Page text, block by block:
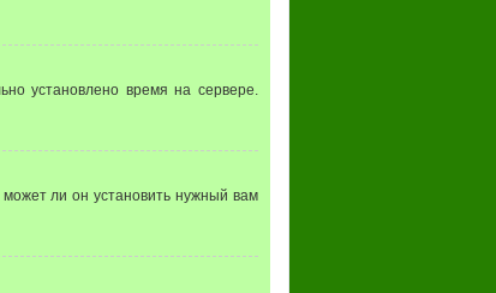
установлено время на сервере.
ли он установить нужный вам